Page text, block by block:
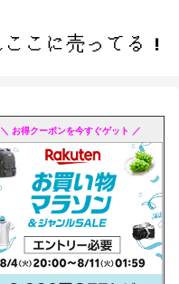
＼ お得クーポンを今すぐゲット ／